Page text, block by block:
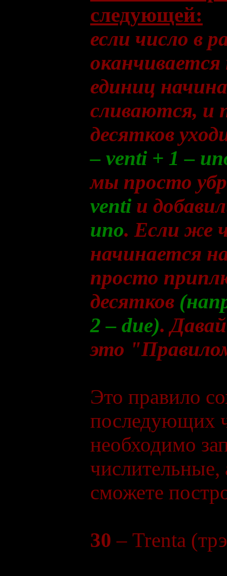
следующей:
если число в
оканчивается
единиц
сливаются, и
десятков
– venti + 1 –
мы просто
venti и
uno. Если же
начинается
просто
десятков
2 – due).
это
Это правило
последующих
необходимо
сможете
30 – Trenta